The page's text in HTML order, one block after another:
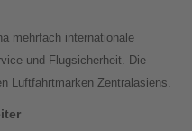
mehrfach internationale
und Flugsicherheit. Die
Luftfahrtmarken Zentralasiens.